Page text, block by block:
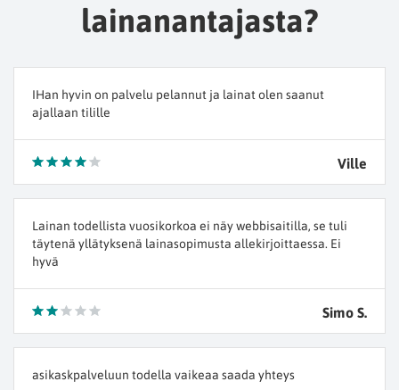
lainanantajasta?
IHan hyvin on palvelu pelannut ja lainat olen saanut
ajallaan tilille
Ville
Lainan todellista vuosikorkoa ei näy webbisaitilla, se tuli
täytenä yllätyksenä lainasopimusta allekirjoittaessa. Ei
hyvä
Simo S.
asikaskpalveluun todella vaikeaa saada yhteys